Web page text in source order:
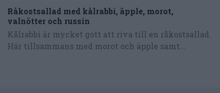
Råkostsallad med kålrabbi, äpple, morot,
valnötter och russin
Kålrabbi är mycket gott att riva till en råkostsallad.
Här tillsammans med morot och äpple samt...